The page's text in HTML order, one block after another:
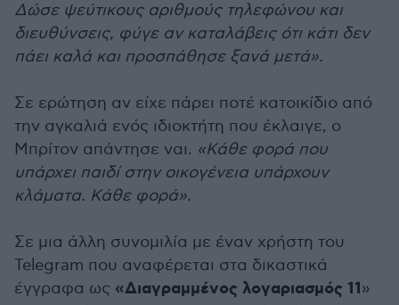
Δώσε ψεύτικους αριθμούς τηλεφώνου και
διευθύνσεις, φύγε αν καταλάβεις ότι κάτι δεν
πάει καλά και προσπάθησε ξανά μετά».
Σε ερώτηση αν είχε πάρει ποτέ κατοικίδιο από
την αγκαλιά ενός ιδιοκτήτη που έκλαιγε, ο
Μπρίτον απάντησε ναι. «Κάθε φορά που
υπάρχει παιδί στην οικογένεια υπάρχουν
κλάματα. Κάθε φορά».
Σε μια άλλη συνομιλία με έναν χρήστη του
Telegram που αναφέρεται στα δικαστικά
έγγραφα ως «Διαγραμμένος λογαριασμός 11»